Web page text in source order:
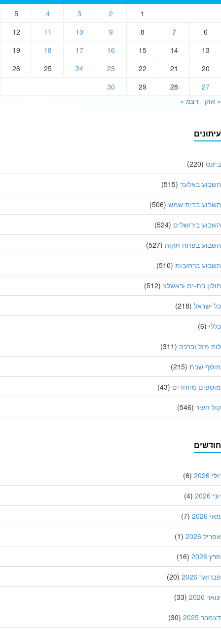
10
12
13
14
15
16
17
18
19
20
22
23
24
25
26
27
28
29
30
דצמ »
(220)
באלעד(515)
בבית שמש(506)
בירושלים(524)
בפתח תקוה(527)
ברחובות(510)
בת-ים וראשלצ(512)
(218)
(6)
מזל וברכה(311)
שבת(215)
מיוחדים(43)
העיר(546)
(6)
(4)
(7)
2026
(1)
(16)
2026
(20)
2026
(33)
2025
(30)